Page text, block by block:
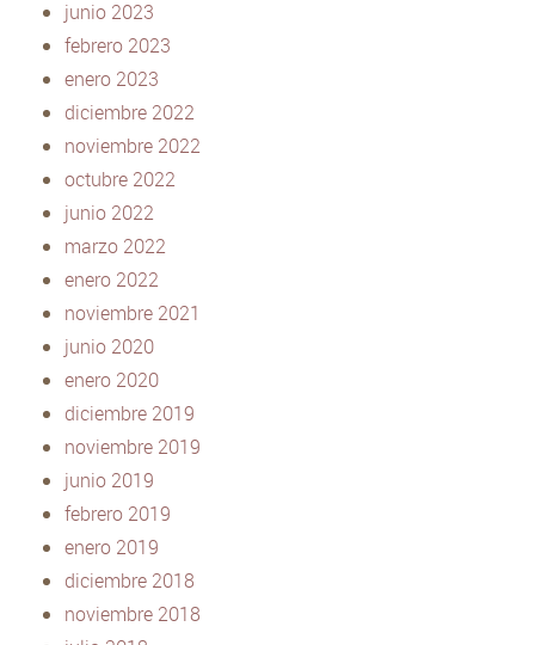
junio 2023
febrero 2023
enero 2023
diciembre 2022
noviembre 2022
octubre 2022
junio 2022
marzo 2022
enero 2022
noviembre 2021
junio 2020
enero 2020
diciembre 2019
noviembre 2019
junio 2019
febrero 2019
enero 2019
diciembre 2018
noviembre 2018